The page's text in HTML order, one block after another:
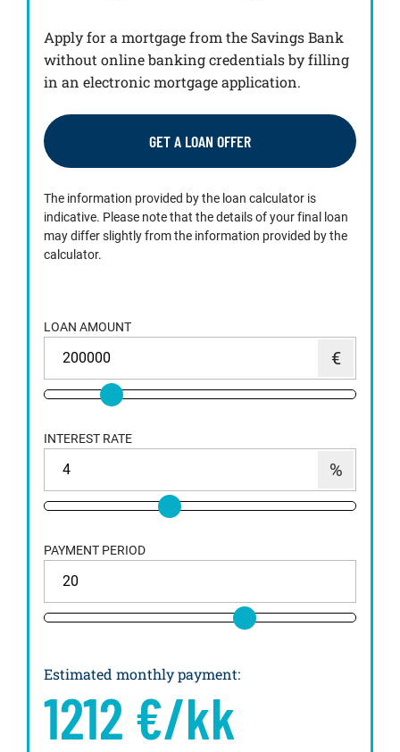
Apply for a mortgage from the Savings Bank
without online banking credentials by filling
in an electronic mortgage application.
GET A LOAN OFFER
The information provided by the loan calculator is
indicative. Please note that the details of your final loan
may differ slightly from the information provided by the
calculator.
LOAN AMOUNT
INTEREST RATE
PAYMENT PERIOD
Estimated monthly payment:
1212 €/kk